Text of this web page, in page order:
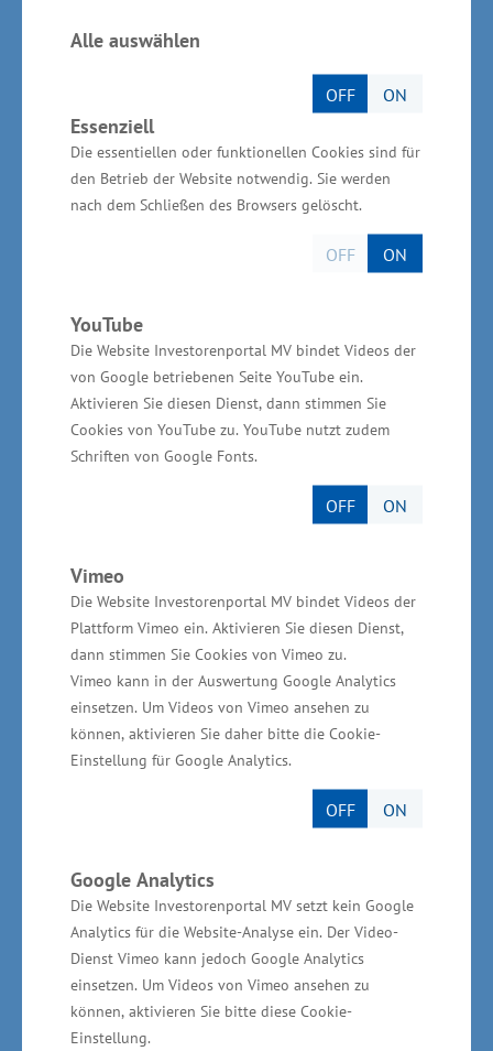
Alle auswählen
OFF ON
Essenziell
Die essentiellen oder funktionellen Cookies sind für
den Betrieb der Website notwendig. Sie werden
nach dem Schließen des Browsers gelöscht.
OFF ON
YouTube
Die Website Investorenportal MV bindet Videos der
von Google betriebenen Seite YouTube ein.
Aktivieren Sie diesen Dienst, dann stimmen Sie
Cookies von YouTube zu. YouTube nutzt zudem
Schriften von Google Fonts.
OFF ON
Vimeo
Die Website Investorenportal MV bindet Videos der
Plattform Vimeo ein. Aktivieren Sie diesen Dienst,
dann stimmen Sie Cookies von Vimeo zu.
Vimeo kann in der Auswertung Google Analytics
einsetzen. Um Videos von Vimeo ansehen zu
können, aktivieren Sie daher bitte die Cookie-
Einstellung für Google Analytics.
OFF ON
Google Analytics
Die Website Investorenportal MV setzt kein Google
Analytics für die Website-Analyse ein. Der Video-
Dienst Vimeo kann jedoch Google Analytics
einsetzen. Um Videos von Vimeo ansehen zu
können, aktivieren Sie bitte diese Cookie-
Einstellung.
regionalen Wirtschaftsstruktur“ (GRW). Die
Gesamtkosten belaufen sich auf rund 13
Millionen Euro. „Bis 2023 soll die
Infrastrukturmaßnahme abgeschlossen sein.
Investoren sind weiter herzlich Willkommen.
Die Investition zeigt, dass sich unser intensives
Werben für Industrie- und Gewerbestandorte in
Vorpommern bemerkbar macht und es in der
des Industrieparks Berlin – Szczecin entstehen
attraktive Gewerbeflächen. Die unmittelbare
Lage im Einzugsgebiet Berlin, aber auch die
Nähe zu Skandinavien und dem Nachbarn Polen
bieten sehr gute Chancen für weitere
Ansiedlungen. Vorpommern ist eine
hervorragenden Investitionsbedingungen“,
machte Wirtschaftsminister Glawe vor Ort
weiter deutlich.
Neben Pasewalk wird beispielsweise auch der
Gewerbegroßstandort Pommerndreieck bei
Grimmen ausgebaut. Am Standort
Pommerndreieck haben sich das Kaufhaus Stolz,
der Trockenfrüchteverarbeiter Biosanica und
Nord GmbH angesiedelt. „Weitere Unternehmen
haben Ansiedlungsinteresse bekundet. Hier sind
wir in Gesprächen. Insgesamt sind bisher rund
200 Beschäftigte am Pommerndreieck tätig. Am
Pommerndreieck, das eine Gesamtfläche von